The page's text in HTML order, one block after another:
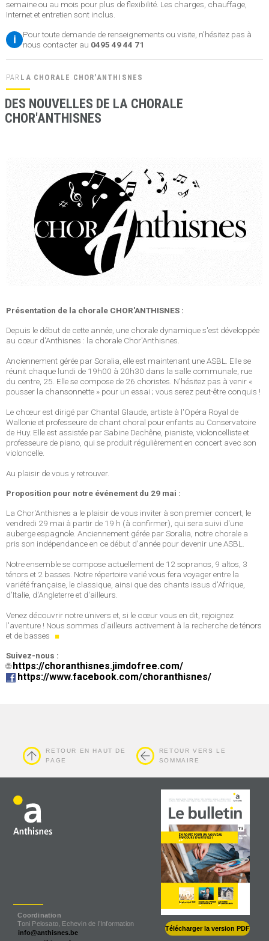
semaine ou au mois pour plus de flexibilité. Les charges, chauffage,
Internet et entretien sont inclus.
i
Pour toute demande de renseignements ou visite, n'hésitez pas à
nous contacter au 0495 49 44 71
PAR LA CHORALE CHOR'ANTHISNES
DES NOUVELLES DE LA CHORALE
CHOR'ANTHISNES
Présentation de la chorale CHOR'ANTHISNES :
Depuis le début de cette année, une chorale dynamique s'est développée
au cœur d'Anthisnes : la chorale Chor'Anthisnes.
Anciennement gérée par Soralia, elle est maintenant une ASBL. Elle se
réunit chaque lundi de 19h00 à 20h30 dans la salle communale, rue
du centre, 25. Elle se compose de 26 choristes. N'hésitez pas à venir «
pousser la chansonnette » pour un essai ; vous serez peut-être conquis !
Le chœur est dirigé par Chantal Glaude, artiste à l'Opéra Royal de
Wallonie et professeure de chant choral pour enfants au Conservatoire
de Huy. Elle est assistée par Sabine Dechêne, pianiste, violoncelliste et
professeure de piano, qui se produit régulièrement en concert avec son
violoncelle.
Au plaisir de vous y retrouver.
Proposition pour notre événement du 29 mai :
La Chor'Anthisnes a le plaisir de vous inviter à son premier concert, le
vendredi 29 mai à partir de 19 h (à confirmer), qui sera suivi d'une
auberge espagnole. Anciennement gérée par Soralia, notre chorale a
pris son indépendance en ce début d'année pour devenir une ASBL.
Notre ensemble se compose actuellement de 12 sopranos, 9 altos, 3
ténors et 2 basses. Notre répertoire varié vous fera voyager entre la
variété française, le classique, ainsi que des chants issus d'Afrique,
d'Italie, d'Angleterre et d'ailleurs.
Venez découvrir notre univers et, si le cœur vous en dit, rejoignez
l'aventure ! Nous sommes d'ailleurs activement à la recherche de ténors
et de basses
■
Suivez-nous :
🌐https://choranthisnes.jimdofree.com/
https://www.facebook.com/choranthisnes/
RETOUR EN HAUT DE
PAGE
RETOUR VERS LE
SOMMAIRE
Télécharger la version PDF
Coordination
Toni Pelosato, Echevin de l’Information
info@anthisnes.be